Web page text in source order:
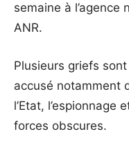
semaine à
ANR.
Plusieurs griefs
accusé notamment
l’Etat, l’espionnage
forces obscures.